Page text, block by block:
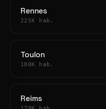
Rennes
225K hab.
Toulon
180K hab.
Reims